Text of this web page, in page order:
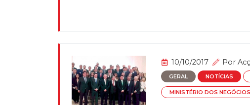
10/10/2017 Por
GERAL NOTÍCIAS
MINISTÉRIO DOS